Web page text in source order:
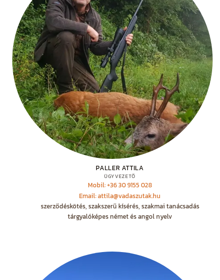
PALLER ATTILA
ÜGYVEZETŐ
Mobil: +36 30 9155 028
Email: attila@vadaszutak.hu
szerződéskötés, szakszerű kísérés, szakmai tanácsadás
tárgyalóképes német és angol nyelv